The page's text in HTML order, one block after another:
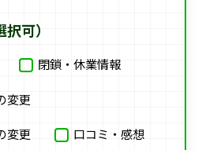
可）
閉鎖・休業情報
変更
変更 口コミ・感想